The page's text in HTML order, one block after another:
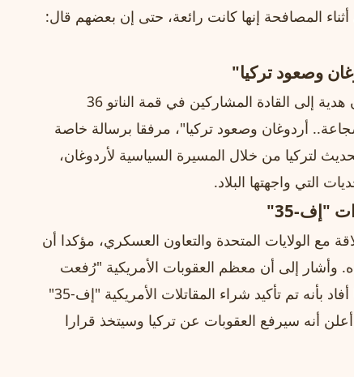
المصافحة إنها كانت رائعة، حتى إن بعضهم قال:
وفي لفتة شخصية ذات طابع ثقافي، قدم أردوغان هدية إلى القادة المشاركين في قمة الناتو 36
أردوغان وصعود تركيا"، مرفقا برسالة خاصة
لتركيا من خلال المسيرة السياسية لأردوغان،
التي واجهتها البلاد.
"إف-35"
الولايات المتحدة والتعاون العسكري، مؤكدا أن
وأشار إلى أن معظم العقوبات الأمريكية "رُفعت
بالفعل، ولا نواجه أي مشكلة في هذا الشأن". كما أفاد بأنه تم تأكيد شراء المقاتلات الأمريكية "إف-35"
أنه سيرفع العقوبات عن تركيا وسيتخذ قرارا